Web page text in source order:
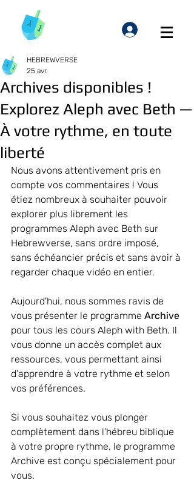
Archives disponibles !
Explorez Aleph avec Beth —
À votre rythme, en toute
liberté
HEBREWVERSE
25 avr.
Nous avons attentivement pris en
compte vos commentaires ! Vous
étiez nombreux à souhaiter pouvoir
explorer plus librement les
programmes Aleph avec Beth sur
Hebrewverse, sans ordre imposé,
sans échéancier précis et sans avoir à
regarder chaque vidéo en entier.
Aujourd'hui, nous sommes ravis de
vous présenter le programme Archive
pour tous les cours Aleph with Beth. Il
vous donne un accès complet aux
ressources, vous permettant ainsi
d'apprendre à votre rythme et selon
vos préférences.
Si vous souhaitez vous plonger
complètement dans l'hébreu biblique
à votre propre rythme, le programme
Archive est conçu spécialement pour
vous.